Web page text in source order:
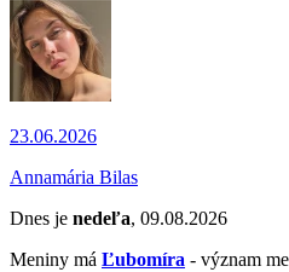
23.06.2026
Annamária Bilas
Dnes je nedeľa, 09.08.2026
Meniny má Ľubomíra - význam